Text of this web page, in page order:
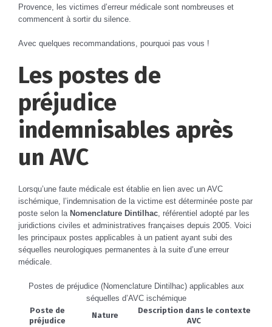
Provence, les victimes d’erreur médicale sont nombreuses et
commencent à sortir du silence.
Avec quelques recommandations, pourquoi pas vous !
Les postes de
préjudice
indemnisables après
un AVC
Lorsqu’une faute médicale est établie en lien avec un AVC
ischémique, l’indemnisation de la victime est déterminée poste par
poste selon la Nomenclature Dintilhac , référentiel adopté par les
juridictions civiles et administratives françaises depuis 2005. Voici
les principaux postes applicables à un patient ayant subi des
séquelles neurologiques permanentes à la suite d’une erreur
médicale.
Postes de préjudice (Nomenclature Dintilhac) applicables aux
séquelles d’AVC ischémique
Poste de
préjudice
Nature
Description dans le contexte
AVC